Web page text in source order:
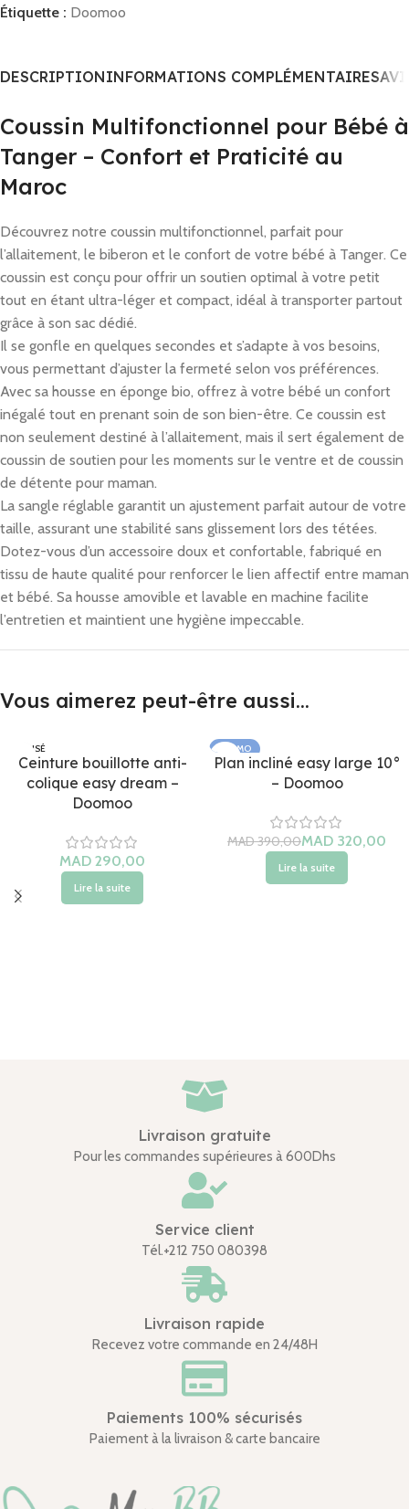
Étiquette : Doomoo
DESCRIPTIONINFORMATIONS COMPLÉMENTAIRES
Coussin Multifonctionnel pour Bébé à
Tanger – Confort et Praticité au
Maroc
Découvrez notre coussin multifonctionnel, parfait pour
l’allaitement, le biberon et le confort de votre bébé à Tanger. Ce
coussin est conçu pour offrir un soutien optimal à votre petit
tout en étant ultra-léger et compact, idéal à transporter partout
grâce à son sac dédié.
Il se gonfle en quelques secondes et s’adapte à vos besoins,
vous permettant d’ajuster la fermeté selon vos préférences.
Avec sa housse en éponge bio, offrez à votre bébé un confort
inégalé tout en prenant soin de son bien-être. Ce coussin est
non seulement destiné à l’allaitement, mais il sert également de
coussin de soutien pour les moments sur le ventre et de coussin
de détente pour maman.
La sangle réglable garantit un ajustement parfait autour de votre
taille, assurant une stabilité sans glissement lors des tétées.
Dotez-vous d’un accessoire doux et confortable, fabriqué en
tissu de haute qualité pour renforcer le lien affectif entre maman
et bébé. Sa housse amovible et lavable en machine facilite
l’entretien et maintient une hygiène impeccable.
Vous aimerez peut-être aussi…
ÉPUISÉ
Ceinture bouillotte anti-
colique easy dream –
Doomoo
Lire la suite
PROMO
ÉPUISÉ
Plan incliné easy large 10°
– Doomoo
MAD MAD
Lire la suite
Livraison gratuite
Pour les commandes supérieures à 600Dhs
Service client
Tél.+212 750 080398
Livraison rapide
Recevez votre commande en 24/48H
Paiements 100% sécurisés
Paiement à la livraison & carte bancaire